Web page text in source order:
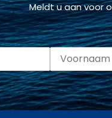
Meldt u aan voor